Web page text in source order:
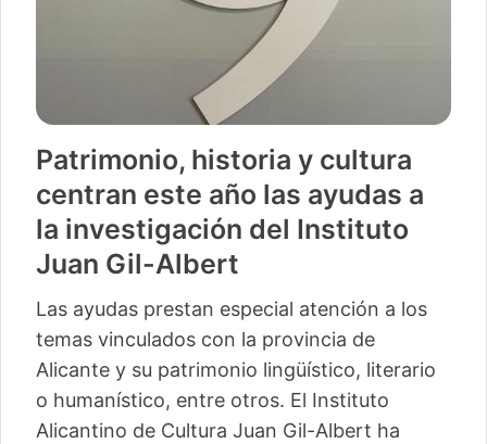
Patrimonio, historia y cultura
centran este año las ayudas a
la investigación del Instituto
Juan Gil-Albert
Las ayudas prestan especial atención a los
temas vinculados con la provincia de
Alicante y su patrimonio lingüístico, literario
o humanístico, entre otros. El Instituto
Alicantino de Cultura Juan Gil-Albert ha